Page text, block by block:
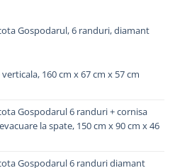
Gospodarul, 6 randuri, diamant
160 cm x 67 cm x 57 cm
Gospodarul 6 randuri + cornisa
la spate, 150 cm x 90 cm x 46
Gospodarul 6 randuri diamant